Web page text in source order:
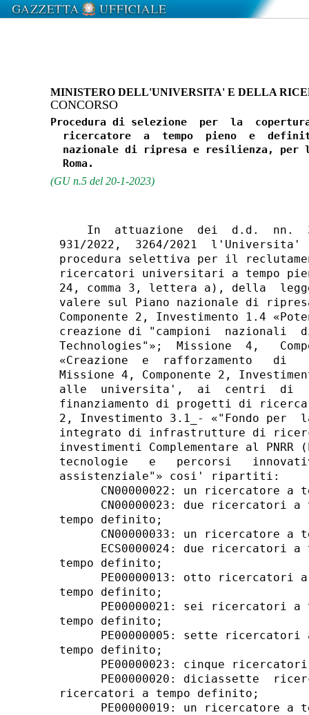
MINISTERO DELL'UNIVERSITA' E DELLA
CONCORSO
Procedura di selezione  per  la
ricercatore  a  tempo  pieno  e
nazionale di ripresa e resilienza, per
(GU n.5 del 20-1-2023)
In  attuazione  dei  d.d.  nn.
931/2022,  3264/2021
procedura selettiva per il
ricercatori universitari a tempo
24, comma 3, lettera a), della
valere sul Piano nazionale di
Componente 2, Investimento 1.4
creazione di "campioni  nazionali
Technologies"»;  Missione  4,
«Creazione  e  rafforzamento   di
Missione 4, Componente 2,
alle  universita',  ai  centri  di
finanziamento di progetti di ricerca
2, Investimento 3.1_- «"Fondo per
integrato di infrastrutture di
investimenti Complementare al
tecnologie   e   percorsi
assistenziale"» cosi' ripartiti:
CN00000022: un ricercatore a
CN00000023: due ricercatori a
tempo definito;
CN00000033: un ricercatore a
ECS0000024: due ricercatori a
tempo definito;
PE00000013: otto ricercatori
tempo definito;
PE00000021: sei ricercatori a
tempo definito;
PE00000005: sette ricercatori
tempo definito;
PE00000023: cinque
PE00000020: diciassette
ricercatori a tempo definito;
PE00000019: un ricercatore a